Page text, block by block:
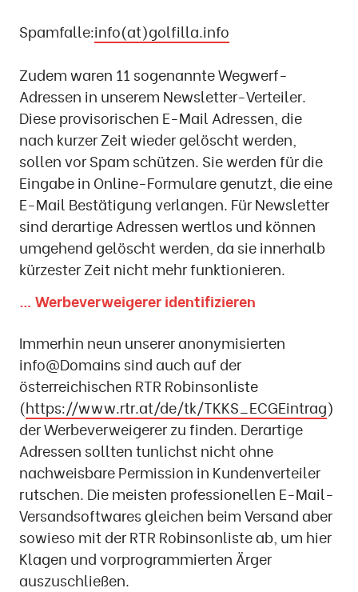
Spamfalle:info(at)golfilla.info
Zudem waren 11 sogenannte Wegwerf-
Adressen in unserem Newsletter-Verteiler.
Diese provisorischen E-Mail Adressen, die
nach kurzer Zeit wieder gelöscht werden,
sollen vor Spam schützen. Sie werden für die
Eingabe in Online-Formulare genutzt, die eine
E-Mail Bestätigung verlangen. Für Newsletter
sind derartige Adressen wertlos und können
umgehend gelöscht werden, da sie innerhalb
kürzester Zeit nicht mehr funktionieren.
… Werbeverweigerer identifizieren
Immerhin neun unserer anonymisierten
info@Domains sind auch auf der
österreichischen RTR Robinsonliste
(https://www.rtr.at/de/tk/TKKS_ECGEintrag)
der Werbeverweigerer zu finden. Derartige
Adressen sollten tunlichst nicht ohne
nachweisbare Permission in Kundenverteiler
rutschen. Die meisten professionellen E-Mail-
Versandsoftwares gleichen beim Versand aber
sowieso mit der RTR Robinsonliste ab, um hier
Klagen und vorprogrammierten Ärger
auszuschließen.